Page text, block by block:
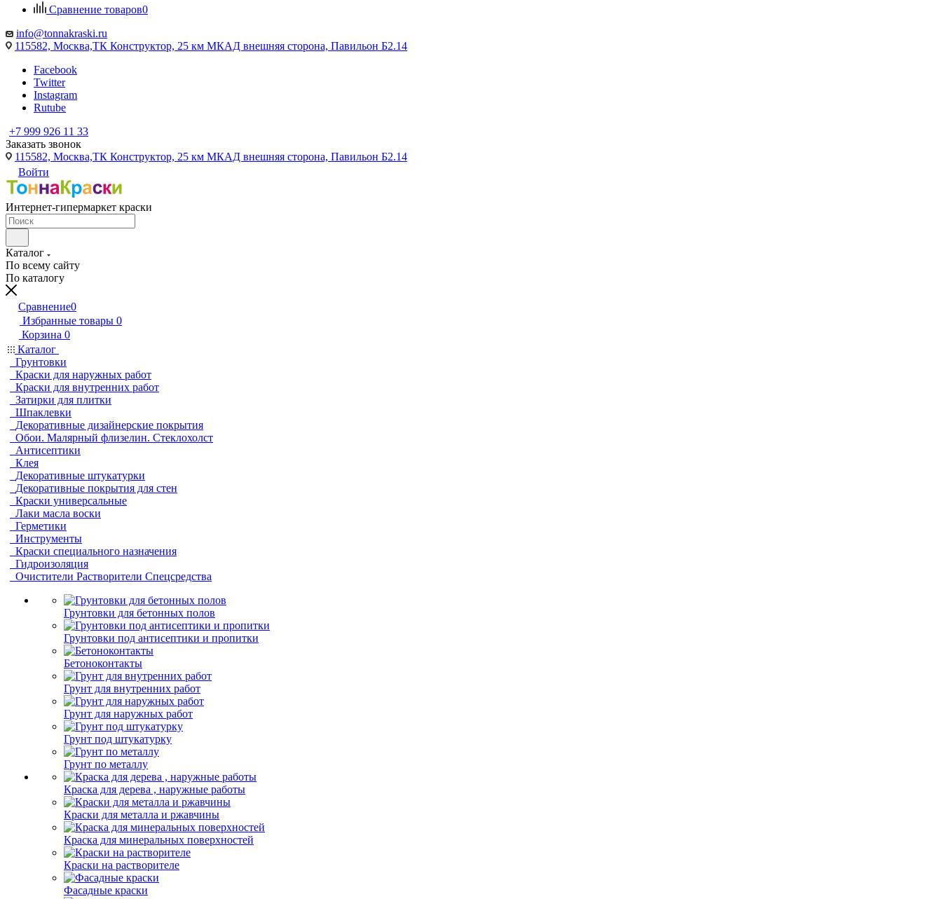
Сравнение товаров0
info@tonnakraski.ru
115582, Москва,ТК Конструктор, 25 км МКАД внешняя сторона, Павильон Б2.14
Facebook
Twitter
Instagram
Rutube
+7 999 926 11 33
Заказать звонок
115582, Москва,ТК Конструктор, 25 км МКАД внешняя сторона, Павильон Б2.14
Войти
Интернет-гипермаркет краски
Каталог
По всему сайту
По каталогу
Сравнение0
Избранные товары 0
Корзина 0
Каталог
Грунтовки
Краски для наружных работ
Краски для внутренних работ
Затирки для плитки
Шпаклевки
Декоративные дизайнерские покрытия
Обои. Малярный флизелин. Стеклохолст
Антисептики
Клея
Декоративные штукатурки
Декоративные покрытия для стен
Краски универсальные
Лаки масла воски
Герметики
Инструменты
Краски специального назначения
Гидроизоляция
Очистители Растворители Спецсредства
Грунтовки для бетонных полов
Грунтовки под антисептики и пропитки
Бетоноконтакты
Грунт для внутренних работ
Грунт для наружных работ
Грунт под штукатурку
Грунт по металлу
Краска для дерева , наружные работы
Краски для металла и ржавчины
Краска для минеральных поверхностей
Краски на растворителе
Фасадные краски